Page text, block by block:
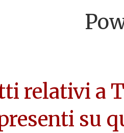
relativi a
su